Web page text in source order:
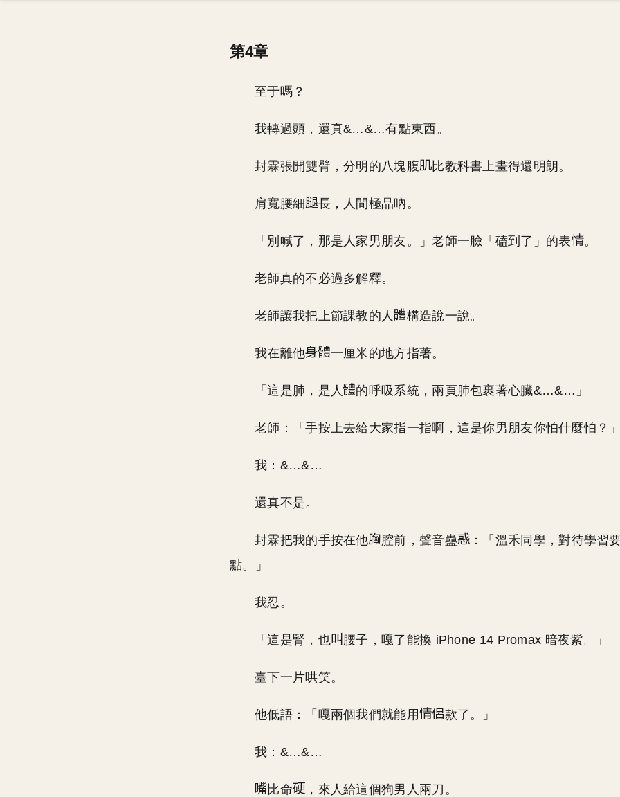
第4章
至于嗎？
我轉過頭，還真&…&…有點東西。
封霖張開雙臂，分明的八塊腹 比教科書上畫得還明朗。
肩寬腰細 長，人間極品吶。
「別喊了，那是人家男朋友。」老師一臉「磕到了」的表 。
老師真的不必過多解釋。
老師讓我把上節課教的人 構造說一說。
我在離他 一厘米的地方指著。
「這是肺，是人 的呼吸系統，兩頁肺包裹著心臟&…&…」
老師：「手按上去給大家指一指啊，這是你男朋友你怕什麼怕？」
我：&…&…
還真不是。
封霖把我的手按在他 腔前，聲音蠱
：「溫禾同學，對待學習
點。」
我忍。
「這是腎，也 腰子，嘎了能換 iPhone 14 Promax 暗夜紫。」
臺下一片哄笑。
他低語：「嘎兩個我們就能用 款了。」
我：&…&…
比命 ，來人給這個狗男人兩刀。